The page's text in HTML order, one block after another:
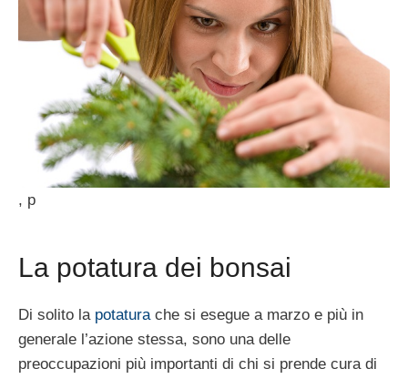
, p
La potatura dei bonsai
Di solito la potaturache si esegue a marzo e più in
generale l’azione stessa, sono una delle
preoccupazioni più importanti di chi si prende cura di